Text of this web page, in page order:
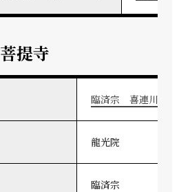
菩提寺
臨済宗 喜連川 龍
龍光院
臨済宗